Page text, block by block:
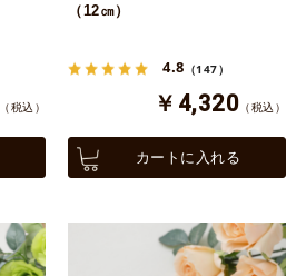
（税込）
（12㎝）
4.8 （147）
￥4,320 （税込）
カートに入れる